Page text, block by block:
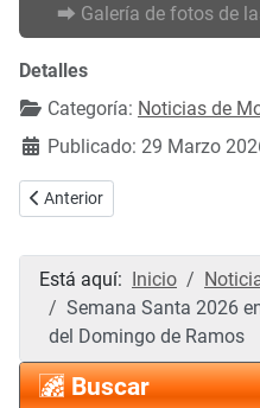
⮕ Galería de fotos de
Detalles
Categoría: Noticias de
Publicado: 29 Marzo
Artículo anterior: Mondoñedo
Anterior
Está aquí: Inicio
Semana Santa 2026
del Domingo de Ramos
Buscar